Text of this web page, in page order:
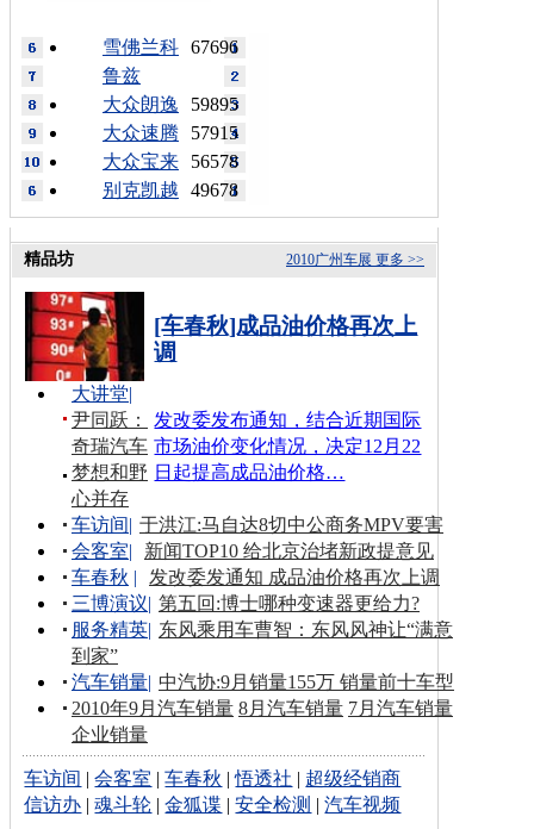
67696
雪佛兰科
鲁兹
59895
大众朗逸
57915
大众速腾
56578
大众宝来
49678
别克凯越
更多 >>
2010广州车展
精品坊
[车春秋]成品油价格再次上
调
发改委发布通知，结合近期国际
市场油价变化情况，决定12月22
日起提高成品油价格…
大讲堂|
尹同跃：
奇瑞汽车
梦想和野
心并存
车访间| 于洪江:马自达8切中公商务MPV要害
会客室|
新闻TOP10 给北京治堵新政提意见
车春秋 |
发改委发通知 成品油价格再次上调
三博演议| 第五回:博士哪种变速器更给力?
服务精英| 东风乘用车曹智：东风风神让“满意
到家”
汽车销量| 中汽协:9月销量155万 销量前十车型
2010年9月汽车销量 8月汽车销量 7月汽车销量
企业销量
车访间 |会客室 |车春秋 |悟透社 | 超级经销商
信访办 |魂斗轮 |金狐谍 |安全检测 |汽车视频